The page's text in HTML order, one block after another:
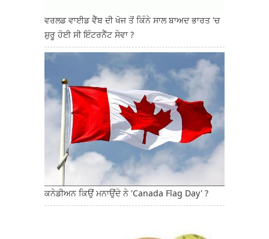
ਵਰਲਡ ਵਾਈਡ ਵੈੱਬ ਦੀ ਖੋਜ ਤੋਂ ਕਿੰਨੇ ਸਾਲ ਬਾਅਦ ਭਾਰਤ 'ਚ
ਸ਼ੁਰੂ ਹੋਈ ਸੀ ਇੰਟਰਨੈੱਟ ਸੇਵਾ ?
ਕਨੇਡੀਅਨ ਕਿਉਂ ਮਨਾਉਂਦੇ ਨੇ 'Canada Flag Day' ?